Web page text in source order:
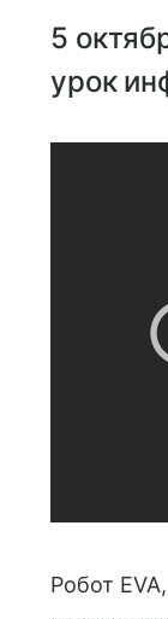
5
урок
Робот